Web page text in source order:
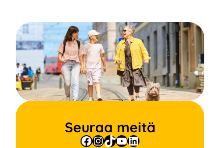
Seuraa meitä
Facebook
Instagram
TikTok
YouTube
LinkedIn